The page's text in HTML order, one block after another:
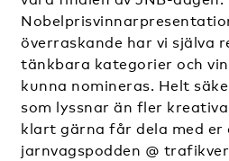
överraskande har vi själva
tänkbara kategorier och
kunna nomineras. Helt
som lyssnar än fler
klart gärna får dela med er
jarnvagspodden @